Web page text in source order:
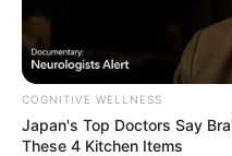
COGNITIVE WELLNESS
Japan's Top Doctors Say
These 4 Kitchen Items